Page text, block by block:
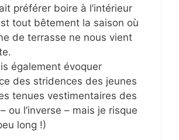
préférer boire à l’intérieur
tout bêtement la saison où
de terrasse ne nous vient
également évoquer
des stridences des jeunes
tenues vestimentaires des
ou l’inverse – mais je risque
long !)